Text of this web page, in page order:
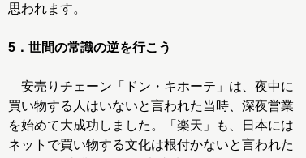
思われます。
5．世間の常識の逆を行こう
安売りチェーン「ドン・キホーテ」は、夜中に
買い物する人はいないと言われた当時、深夜営業
を始めて大成功しました。「楽天」も、日本には
ネットで買い物する文化は根付かないと言われた